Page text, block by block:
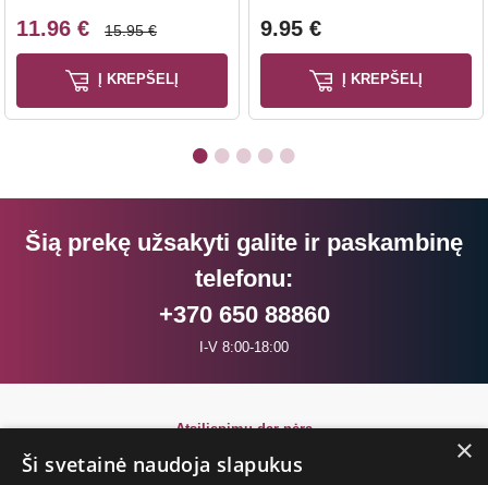
11.96 € 15.95 €
Į KREPŠELĮ
9.95 €
Į KREPŠELĮ
Šią prekę užsakyti galite ir paskambinę
telefonu:
+370 650 88860
I-V 8:00-18:00
Atsiliepimų dar nėra
×
Ši svetainė naudoja slapukus